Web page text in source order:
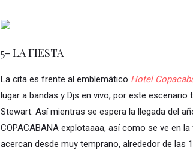
5- LA FIESTA
La cita es frente al emblemático Hotel
lugar a bandas y Djs en vivo, por este
Stewart. Así mientras se espera la llegada del
COPACABANA explotaaaa, así como se ve en
acercan desde muy temprano, alrededor de las